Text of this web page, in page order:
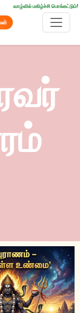
வாழ்வில் மகிழ்ச்சி பொங்கட்டும்!